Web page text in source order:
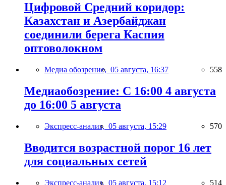
Цифровой Средний коридор:
Казахстан и Азербайджан
соединили берега Каспия
оптоволокном
Медиа обозрение, 05 августа, 16:37 558
Медиаобозрение: С 16:00 4 августа
до 16:00 5 августа
Экспресс-анализ, 05 августа, 15:29 570
Вводится возрастной порог 16 лет
для социальных сетей
Экспресс-анализ, 05 августа, 15:12 514